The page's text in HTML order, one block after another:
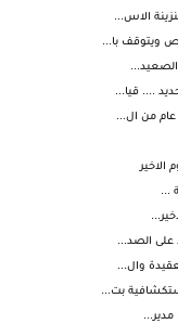
الاس...
ويتوقف با...
الصعيد...
.... قيا...
من ال...
الاخير
...
على الصد...
وال...
بت...
مدير...